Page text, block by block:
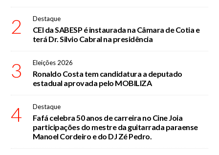
2 Destaque
CEI da SABESP é instaurada na Câmara de Cotia e
terá Dr. Silvio Cabral na presidência
3 Eleições 2026
Ronaldo Costa tem candidatura a deputado
estadual aprovada pelo MOBILIZA
4 Destaque
Fafá celebra 50 anos de carreira no Cine Joia
participações do mestre da guitarrada paraense
Manoel Cordeiro e do DJ Zé Pedro.